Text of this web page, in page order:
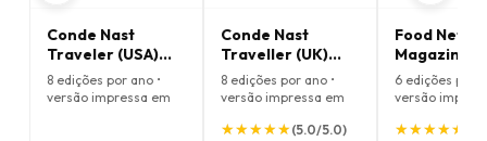
Conde Nast
Traveler (USA)
Magazine
8 edições por ano •
versão impressa em
Conde Nast
Traveller (UK)
Magazine
8 edições por ano •
versão impressa em
★
★★
★★
★★
★★
★(5.0/5.0)
Food
Magazine
6 edições por
versão
★
★★
★★
★★
★★
★